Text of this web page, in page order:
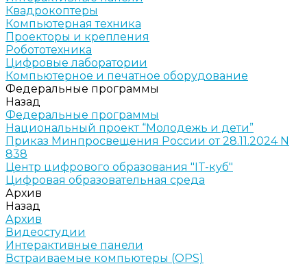
Квадрокоптеры
Компьютерная техника
Проекторы и крепления
Робототехника
Цифровые лаборатории
Компьютерное и печатное оборудование
Федеральные программы
Назад
Федеральные программы
Национальный проект “Молодежь и дети”
Приказ Минпросвещения России от 28.11.2024 N
838
Центр цифрового образования "IT-куб"
Цифровая образовательная среда
Архив
Назад
Архив
Видеостудии
Интерактивные панели
Встраиваемые компьютеры (OPS)